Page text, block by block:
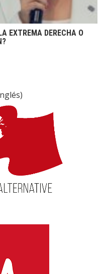
EXTREMA DERECHA O